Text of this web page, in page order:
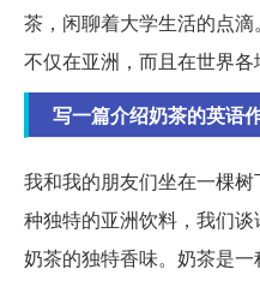
茶，闲聊着大学生活的点滴
不仅在亚洲，而且在世界各
写一篇介绍奶茶的英语
我和我的朋友们坐在一棵
种独特的亚洲饮料，我们
奶茶的独特香味。奶茶是